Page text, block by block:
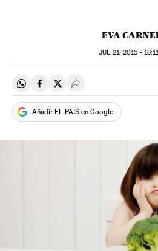
EVA
JUL 21, 2015 -
Compartir en Whatsapp
Compartir en Facebook
Compartir en Twitter
Desplegar Redes
Añadir EL PAÍS en Google